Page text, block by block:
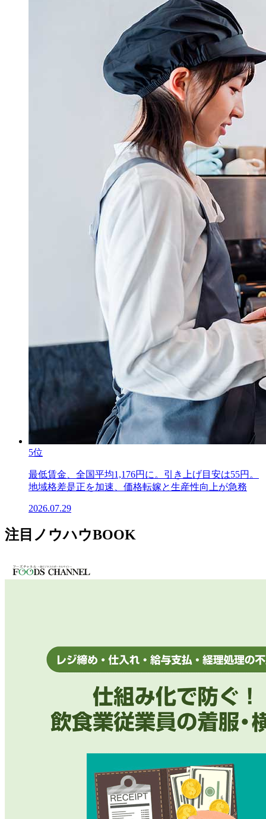
5位
最低賃金、全国平均1,176円に。引き上げ目安は55円。
地域格差是正を加速、価格転嫁と生産性向上が急務
2026.07.29
注目ノウハウBOOK